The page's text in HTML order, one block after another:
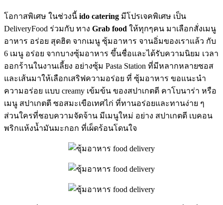
โอกาสพิเศษ ในช่วงนี้ ido catering มีโปรเจคพิเศษ เป็น
DeliveryFood ร่วมกับ ทาง Grab food ให้ทุกๆคน มาเลือกสั่งเมนู
อาหาร อร่อย สุดฮิต จากเมนู ซุ้มอาหาร จานอิ่มของเราแล้ว กับ
6 เมนู อร่อย จากบางซุ้มอาหาร ขึ้นชื่อและได้รับความนิยม เวลา
ออกร้านในงานเลี้ยง อย่างซุ้ม Pasta Station ที่มีหลากหลายซอส
และเส้นมาให้เลือกเสริฟความอร่อย ที่ ซุ้มอาหาร ขอแนะนำ
ความอร่อย แบบ creamy เข้มข้น ของสปาเกตตี คาโบนาร่า หรือ
เมนู สปาเกตตี ซอสมะเขือเทศไก่ ที่ทานอร่อยและทานง่าย ๆ
ส่วนใครที่ชอบความจัดจ้าน มีเมนูใหม่ อย่าง สปาเกตตี เบคอน
พริกแห้งน้ำมันมะกอก ที่เผ็ดร้อนโดนใจ